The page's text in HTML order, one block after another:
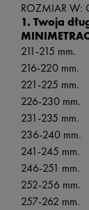
ROZMIAR W:
1. Twoja
211-215 mm.
216-220 mm.
221-225 mm.
226-230 mm.
231-235 mm.
236-240 mm.
241-245 mm.
246-251 mm.
252-256 mm.
257-262 mm.